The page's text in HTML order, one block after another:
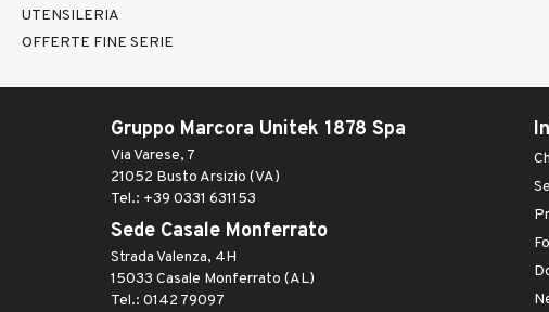
UTENSILERIA
OFFERTE FINE SERIE
Gruppo Marcora Unitek 1878 Spa
Via Varese, 7
21052 Busto Arsizio (VA)
Tel.: +39 0331 631153
Sede Casale Monferrato
Strada Valenza, 4H
15033 Casale Monferrato (AL)
Tel.: 0142 79097